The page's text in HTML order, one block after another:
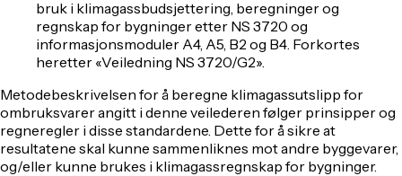
bruk i klimagassbudsjettering, beregninger og
regnskap for bygninger etter NS 3720 og
informasjonsmoduler A4, A5, B2 og B4 . Forkortes
heretter «Veiledning NS 3720/G2».
Metodebeskrivelsen for å beregne klimagassutslipp for
ombruksvarer angitt i denne veilederen følger prinsipper og
regneregler i disse standardene. Dette for å sikre at
resultatene skal kunne sammenliknes mot andre byggevarer,
og/eller kunne brukes i klimagassregnskap for bygninger.